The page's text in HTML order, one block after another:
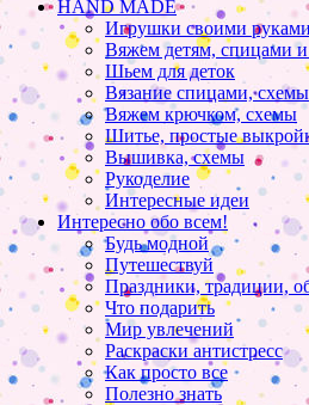
HAND MADE
Игрушки своими руками
Вяжем детям, спицами
Шьем для деток
Вязание спицами, схемы
Вяжем крючком, схемы
Шитье, простые
Вышивка, схемы
Рукоделие
Интересные идеи
Интересно обо всем!
Будь модной
Путешествуй
Праздники, традиции,
Что подарить
Мир увлечений
Раскраски антистресс
Как просто все
Полезно знать